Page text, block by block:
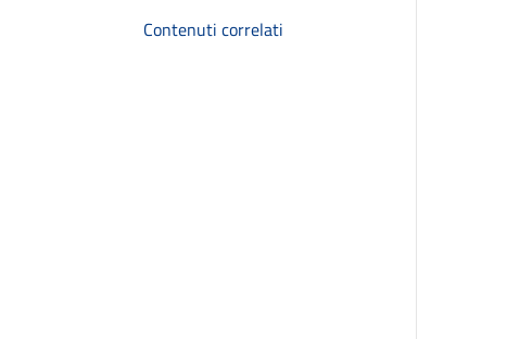
Contenuti correlati